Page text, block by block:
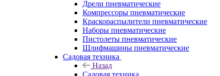
Дрели пневматические
Компрессоры пневматические
Краскораспылители пневматические
Наборы пневматические
Пистолеты пневматические
Шлифмашины пневматические
Садовая техника
Назад
Садовая техника